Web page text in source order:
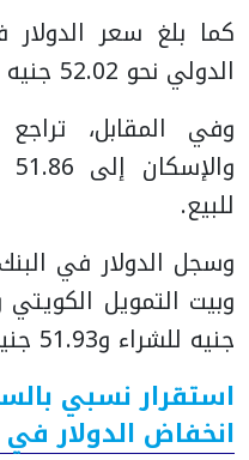
كما بلغ سعر الدولار
الدولي نحو 52.02 جنيه للشراء و52.12 جنيه للبيع.
وفي المقابل،
للبيع.
وسجل الدولار في
جنيه للشراء و51.93 جنيه للبيع.
استقرار نسبي
انخفاض الدولار